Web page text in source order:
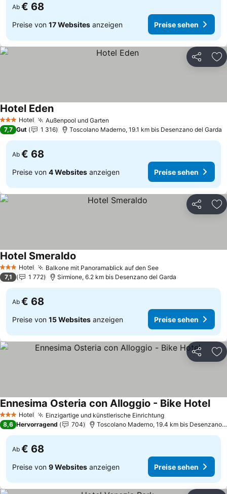
Ab € 68
Preise von 17 Websites anzeigen Preise sehen
Teilen
3 SterneHotel Außenpool und Garten
Hotel EdenPreise sehen
7,7 Gut 1 316 Toscolano Maderno, 19.1 km bis Desenzano del Garda
Ab € 68
Preise von 4 Websites anzeigen Preise sehen
Teilen
3 SterneHotel Balkone mit Panoramablick auf den SeePreise sehen
Hotel Smeraldo
7,1 1 772 Sirmione, 6.2 km bis Desenzano del Garda
Ab € 68
Preise von 15 Websites anzeigen Preise sehen
Teilen
3 SterneHotel Einzigartige und künstlerische EinrichtungPreise sehen
Ennesima Osteria con Alloggio - Bike Hotel
8,6 Hervorragend 704 Toscolano Maderno, 19.4 km bis Desenzano
Ab € 68
Preise von 9 Websites anzeigen Preise sehen